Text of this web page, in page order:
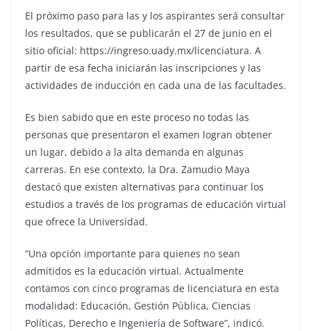
El próximo paso para las y los aspirantes será consultar
los resultados, que se publicarán el 27 de junio en el
sitio oficial: https://ingreso.uady.mx/licenciatura. A
partir de esa fecha iniciarán las inscripciones y las
actividades de inducción en cada una de las facultades.
Es bien sabido que en este proceso no todas las
personas que presentaron el examen logran obtener
un lugar, debido a la alta demanda en algunas
carreras. En ese contexto, la Dra. Zamudio Maya
destacó que existen alternativas para continuar los
estudios a través de los programas de educación virtual
que ofrece la Universidad.
“Una opción importante para quienes no sean
admitidos es la educación virtual. Actualmente
contamos con cinco programas de licenciatura en esta
modalidad: Educación, Gestión Pública, Ciencias
Políticas, Derecho e Ingeniería de Software”, indicó.